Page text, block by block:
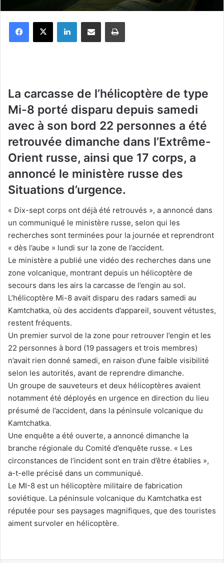
La carcasse de l’hélicoptère de type
Mi-8 porté disparu depuis samedi
avec à son bord 22 personnes a été
retrouvée dimanche dans l’Extrême-
Orient russe, ainsi que 17 corps, a
annoncé le ministère russe des
Situations d’urgence.
« Dix-sept corps ont déjà été retrouvés », a annoncé dans
un communiqué le ministère russe, selon qui les
recherches sont terminées pour la journée et reprendront
« dès l’aube » lundi sur la zone de l’accident.
Le ministère a publié une vidéo des recherches dans une
zone volcanique, montrant depuis un hélicoptère de
secours dans les airs la carcasse de l’engin au sol.
L’hélicoptère Mi-8 avait disparu des radars samedi au
Kamtchatka, où des accidents d’appareil, souvent vétustes,
restent fréquents.
Un premier survol de la zone pour retrouver l’engin et les
22 personnes à bord (19 passagers et trois membres)
n’avait rien donné samedi, en raison d’une faible visibilité
selon les autorités, avant de reprendre dimanche.
Un groupe de sauveteurs et deux hélicoptères avaient
notamment été déployés en urgence en direction du lieu
présumé de l’accident, dans la péninsule volcanique du
Kamtchatka.
Une enquête a été ouverte, a annoncé dimanche la
branche régionale du Comité d’enquête russe. « Les
circonstances de l’incident sont en train d’être établies »,
a-t-elle précisé dans un communiqué.
Le MI-8 est un hélicoptère militaire de fabrication
soviétique. La péninsule volcanique du Kamtchatka est
réputée pour ses paysages magnifiques, que des touristes
aiment survoler en hélicoptère.